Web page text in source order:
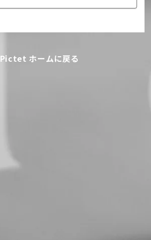
Pictet ホームに戻る